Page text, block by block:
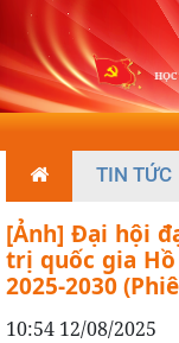
TIN TỨC
[Ảnh] Đại hội
trị quốc gia
2025-2030
10:54 12/08/2025